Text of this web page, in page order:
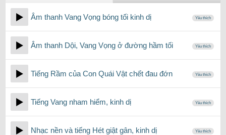
Âm thanh Vang Vọng bóng tối kinh dị Yêu thích
Âm thanh Dội, Vang Vọng ở đường hầm tối Yêu thích
Tiếng Rầm của Con Quái Vật chết đau đớn Yêu thích
Tiếng Vang nham hiểm, kinh dị Yêu thích
Nhạc nền và tiếng Hét giật gân, kinh dị Yêu thích